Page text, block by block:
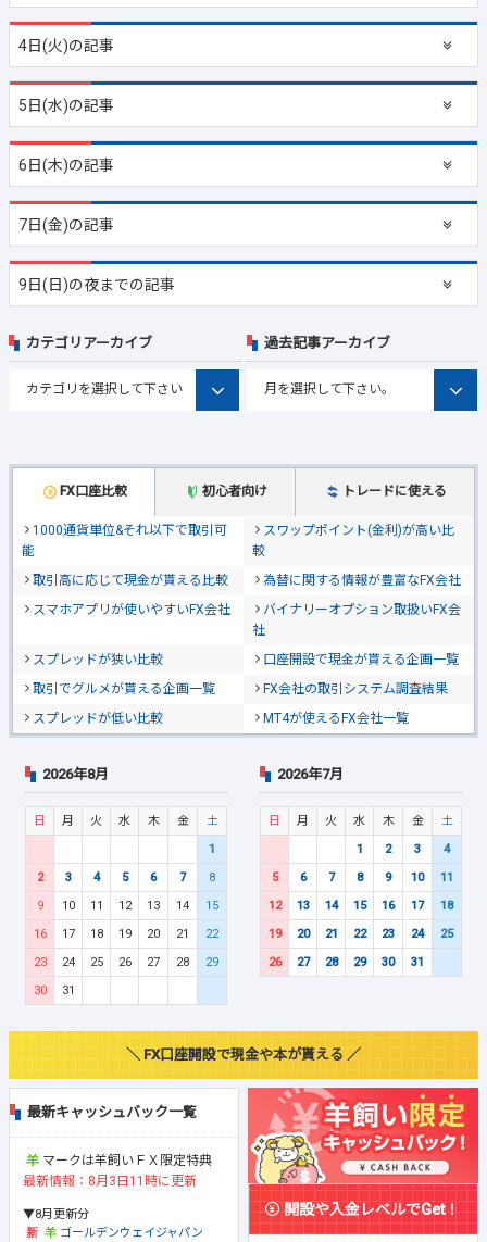
4日(火)の記事
5日(水)の記事
6日(木)の記事
7日(金)の記事
9日(日)の夜までの記事
FX口座比較 初心者向け トレードに使える
1000通貨単位&それ以下で取引可
能
スワップポイント(金利)が高い比
較
取引高に応じて現金が貰える比較
為替に関する情報が豊富なFX会社
スマホアプリが使いやすいFX会社
バイナリーオプション取扱いFX会
社
スプレッドが狭い比較
口座開設で現金が貰える企画一覧
取引でグルメが貰える企画一覧
FX会社の取引システム調査結果
スプレッドが低い比較
MT4が使えるFX会社一覧
カテゴリアーカイブ 過去記事アーカイブ
2026年8月
日 月 火 水 木 金
土
1
2
3 4 5 6 7
8
9
10 11 12 13 14
15
16
17 18 19 20 21
22
23
24 25 26 27 28
29
30
31
2026年7月
日 月 火 水 木 金
土
1
2 3
4
5
6 7 8 9 10
11
12
13 14 15 16 17
18
19
20 21 22 23 24
25
26
27 28 29 30 31
＼ FX口座開設で現金や本が貰える ／
最新キャッシュバック一覧
マークは羊飼いＦＸ限定特典
最新情報：8月3日11時に更新
▼8月更新分
ゴールデンウェイジャパン
開設や入金レベルでGet！